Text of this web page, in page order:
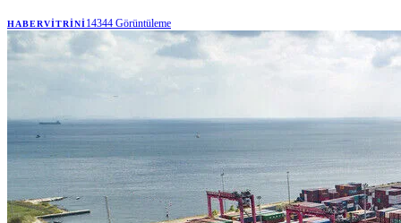
hızlanmasıyla ons altın kısa sürede yüzde 3'ün üzerinde değer
kazanırken, gram altın 6.700 TL sınırına dayandı.
HABERVITRINI14344 Görüntüleme